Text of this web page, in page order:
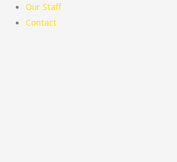
Our Staff
Contact